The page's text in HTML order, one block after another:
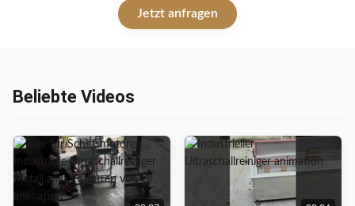
and personal use.
Jetzt anfragen
Beliebte Videos